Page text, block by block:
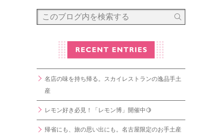
名店の味を持ち帰る。スカイレストランの逸品手土
産
レモン好き必見！「レモン博」開催中🍋
帰省にも、旅の思い出にも。名古屋限定のお手土産